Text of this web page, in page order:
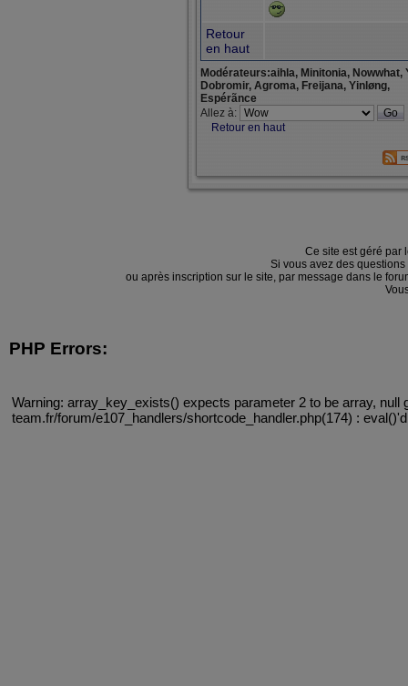
Retour
en haut
Modérateurs:aihla, Minitonia, Nowwhat,
Dobromir, Agroma, Freijana, Yinløng,
Espérãnce
Allez à:
Retour en haut
Ce site est géré par
Si vous avez des
ou après inscription sur le site, par message dans le
PHP Errors:
Warning: array_key_exists() expects parameter 2 to be array, null
team.fr/forum/e107_handlers/shortcode_handler.php(174) :